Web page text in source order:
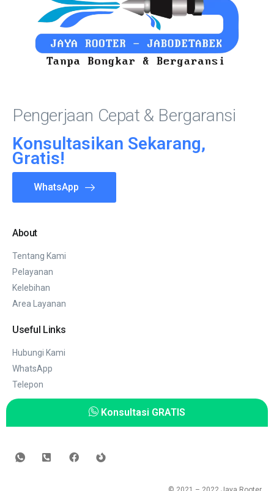
Pengerjaan Cepat & Bergaransi
Konsultasikan Sekarang,
Gratis!
WhatsApp
About
Tentang Kami
Pelayanan
Kelebihan
Area Layanan
Useful Links
Hubungi Kami
WhatsApp
Telepon
Konsultasi GRATIS